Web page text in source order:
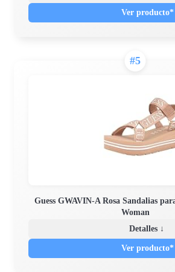
Ver producto*
#5
Guess GWAVIN-A Rosa Sandalias
Woman
Detalles ↓
Ver producto*